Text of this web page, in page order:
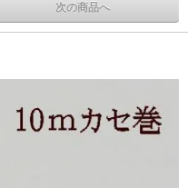
次の商品へ